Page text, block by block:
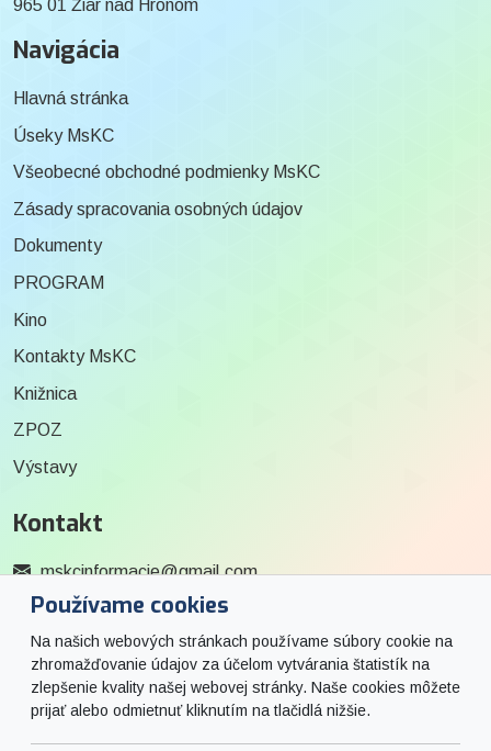
Používame cookies
Na našich webových stránkach používame súbory cookie na
zhromažďovanie údajov za účelom vytvárania štatistík na
zlepšenie kvality našej webovej stránky. Naše cookies môžete
prijať alebo odmietnuť kliknutím na tlačidlá nižšie.
965 01 Žiar nad Hronom
Navigácia
Hlavná stránka
Úseky MsKC
Všeobecné obchodné podmienky MsKC
Zásady spracovania osobných údajov
Dokumenty
PROGRAM
Kino
Kontakty MsKC
Knižnica
ZPOZ
Výstavy
Kontakt
mskcinformacie@gmail.com
0915 727 244
Social
Facebook